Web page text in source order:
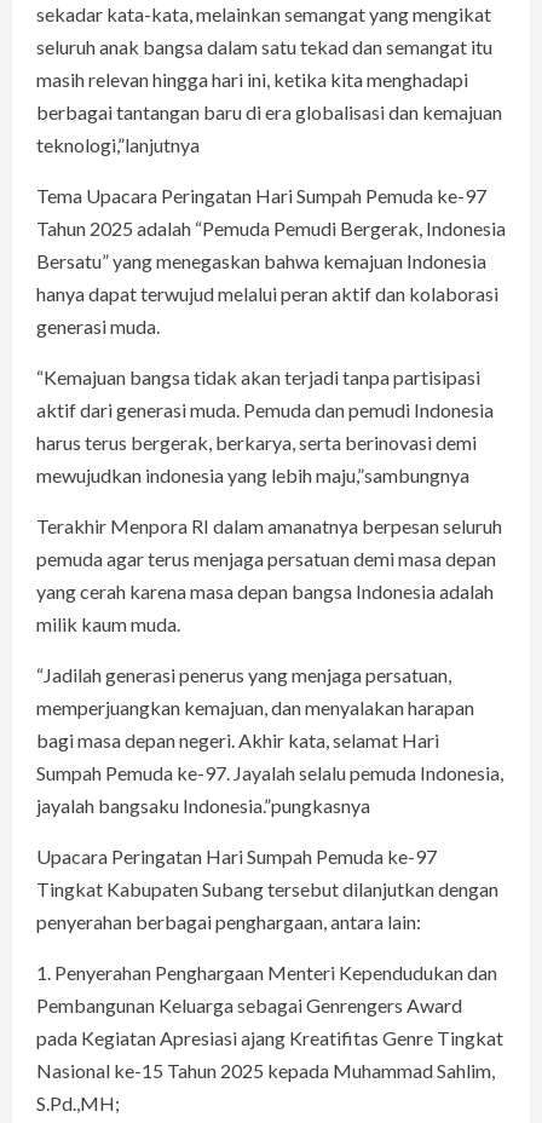
sekadar kata-kata, melainkan semangat yang mengikat
seluruh anak bangsa dalam satu tekad dan semangat itu
masih relevan hingga hari ini, ketika kita menghadapi
berbagai tantangan baru di era globalisasi dan kemajuan
teknologi,”lanjutnya
Tema Upacara Peringatan Hari Sumpah Pemuda ke-97
Tahun 2025 adalah “Pemuda Pemudi Bergerak, Indonesia
Bersatu” yang menegaskan bahwa kemajuan Indonesia
hanya dapat terwujud melalui peran aktif dan kolaborasi
generasi muda.
“Kemajuan bangsa tidak akan terjadi tanpa partisipasi
aktif dari generasi muda. Pemuda dan pemudi Indonesia
harus terus bergerak, berkarya, serta berinovasi demi
mewujudkan indonesia yang lebih maju,”sambungnya
Terakhir Menpora RI dalam amanatnya berpesan seluruh
pemuda agar terus menjaga persatuan demi masa depan
yang cerah karena masa depan bangsa Indonesia adalah
milik kaum muda.
“Jadilah generasi penerus yang menjaga persatuan,
memperjuangkan kemajuan, dan menyalakan harapan
bagi masa depan negeri. Akhir kata, selamat Hari
Sumpah Pemuda ke-97. Jayalah selalu pemuda Indonesia,
jayalah bangsaku Indonesia.”pungkasnya
Upacara Peringatan Hari Sumpah Pemuda ke-97
Tingkat Kabupaten Subang tersebut dilanjutkan dengan
penyerahan berbagai penghargaan, antara lain:
1.⁠ ⁠Penyerahan Penghargaan Menteri Kependudukan dan
Pembangunan Keluarga sebagai Genrengers Award
pada Kegiatan Apresiasi ajang Kreatifitas Genre Tingkat
Nasional ke-15 Tahun 2025 kepada Muhammad Sahlim,
S.Pd.,MH;